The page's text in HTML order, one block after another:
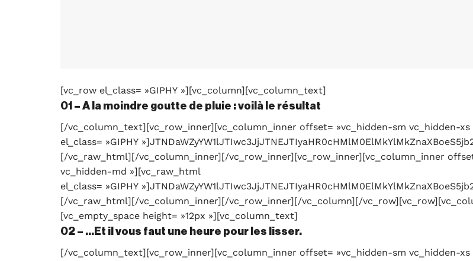
[vc_row el_class= »GIPHY »][vc_column][vc_column_text]
01 – A la moindre goutte de pluie : voilà le résultat
[/vc_column_text][vc_row_inner][vc_column_inner offset= »vc_hidden-sm vc_hidden-xs
el_class= »GIPHY
[/vc_raw_html][/vc_column_inner][/vc_row_inner][vc_row_inner][vc_column_inner
vc_hidden-md »][vc_raw_html
el_class= »GIPHY
[/vc_raw_html][/vc_column_inner][/vc_row_inner][/vc_column][/
[vc_empty_space height= »12px »][vc_column_text]
02 – …Et il vous faut une heure pour les lisser.
[/vc_column_text][vc_row_inner][vc_column_inner offset= »vc_hidden-sm vc_hidden-xs